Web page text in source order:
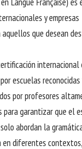
y empresas
que desean
internacional
escuelas reconocidas
por profesores
para garantizar que el
abordan la
en diferentes